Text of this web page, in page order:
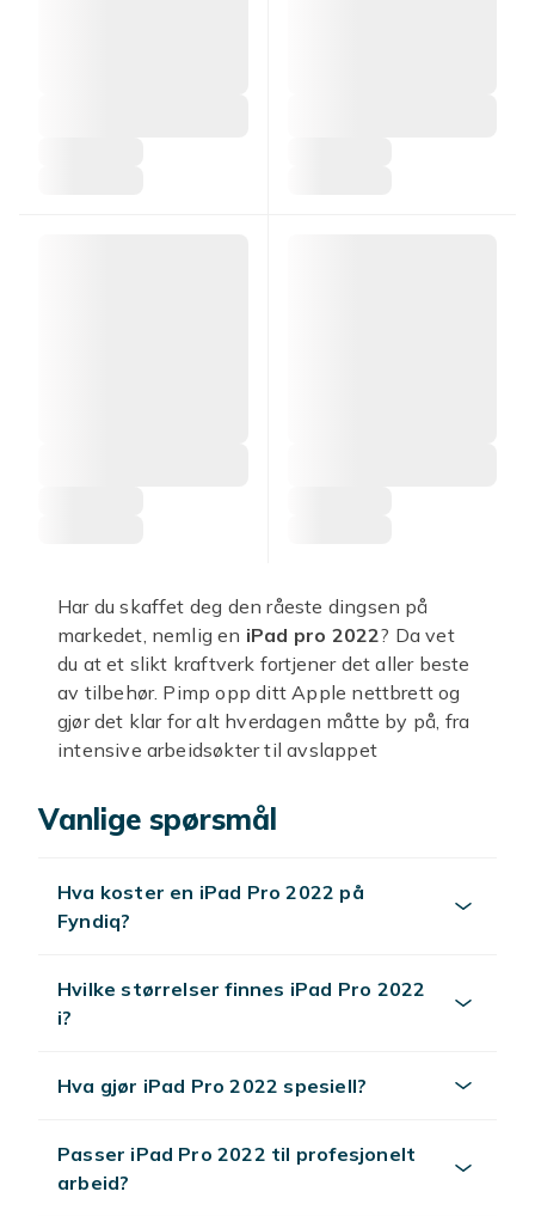
Har du skaffet deg den råeste dingsen på
markedet, nemlig en iPad pro 2022? Da vet
du at et slikt kraftverk fortjener det aller beste
av tilbehør. Pimp opp ditt Apple nettbrett og
gjør det klar for alt hverdagen måtte by på, fra
intensive arbeidsøkter til avslappet
Enten du bruker diniPad pro
deg en robust skjermbeskytter som holder
skjermen din fri for riper, eller et elegant
et personlig preg. Våre produkter er nøye
utvalgt for å passe perfekt til din iPad pro
utseende.
nettbrett
til en bærbar arbeidsstasjon, ideelt
for lange skriveøkter eller detaljert redigering.
Vanlige spørsmål
Hva koster en iPad Pro 2022 på
Fyndiq?
Hvilke størrelser finnes iPad Pro 2022
i?
Hva gjør iPad Pro 2022 spesiell?
Passer iPad Pro 2022 til profesjonelt
arbeid?